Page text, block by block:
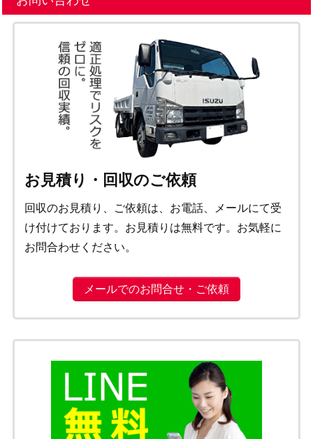
お見積り・回収のご依頼
回収のお見積り、ご依頼は、お電話、メールにて受
け付けております。お見積りは無料です。お気軽に
お問合わせください。
メールでのお問合せ・ご依頼